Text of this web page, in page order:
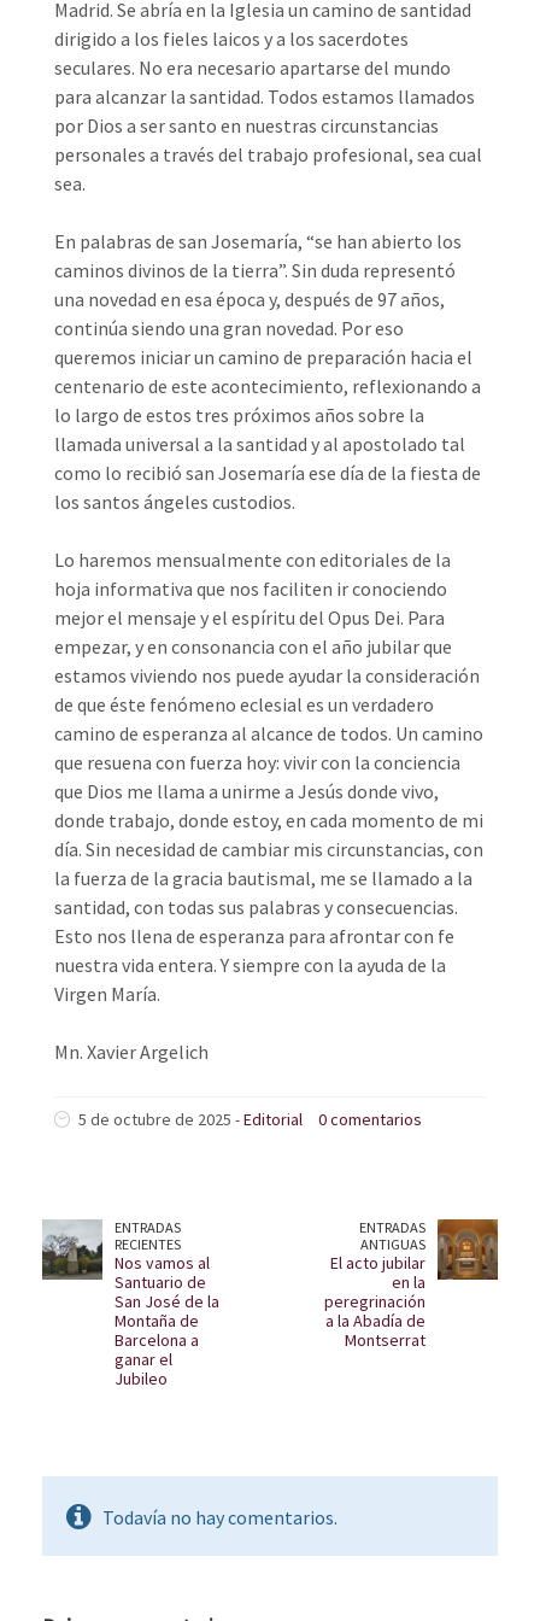
Madrid. Se abría en la Iglesia un camino de santidad
dirigido a los fieles laicos y a los sacerdotes
seculares. No era necesario apartarse del mundo
para alcanzar la santidad. Todos estamos llamados
por Dios a ser santo en nuestras circunstancias
personales a través del trabajo profesional, sea cual
sea.
En palabras de san Josemaría, “se han abierto los
caminos divinos de la tierra”. Sin duda representó
una novedad en esa época y, después de 97 años,
continúa siendo una gran novedad. Por eso
queremos iniciar un camino de preparación hacia el
centenario de este acontecimiento, reflexionando a
lo largo de estos tres próximos años sobre la
llamada universal a la santidad y al apostolado tal
como lo recibió san Josemaría ese día de la fiesta de
los santos ángeles custodios.
Lo haremos mensualmente con editoriales de la
hoja informativa que nos faciliten ir conociendo
mejor el mensaje y el espíritu del Opus Dei. Para
empezar, y en consonancia con el año jubilar que
estamos viviendo nos puede ayudar la consideración
de que éste fenómeno eclesial es un verdadero
camino de esperanza al alcance de todos. Un camino
que resuena con fuerza hoy: vivir con la conciencia
que Dios me llama a unirme a Jesús donde vivo,
donde trabajo, donde estoy, en cada momento de mi
día. Sin necesidad de cambiar mis circunstancias, con
la fuerza de la gracia bautismal, me se llamado a la
santidad, con todas sus palabras y consecuencias.
Esto nos llena de esperanza para afrontar con fe
nuestra vida entera. Y siempre con la ayuda de la
Virgen María.
Mn. Xavier Argelich
5 de octubre de 2025 -Editorial 0 comentarios
ENTRADAS
RECIENTES
Nos vamos al
Santuario de
San José de la
Montaña de
Barcelona a
ganar el
Jubileo
ENTRADAS
ANTIGUAS
El acto jubilar
en la
peregrinación
a la Abadía de
Montserrat
Todavía no hay comentarios.